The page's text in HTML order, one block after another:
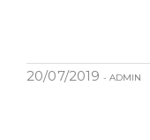
20/07/2019 - ADMIN